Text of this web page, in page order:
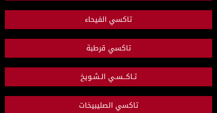
تاكسي الفيحاء
تاكسي قرطبة
تـاكــسـي الـشـويخ
تاكسي الصليبيخات